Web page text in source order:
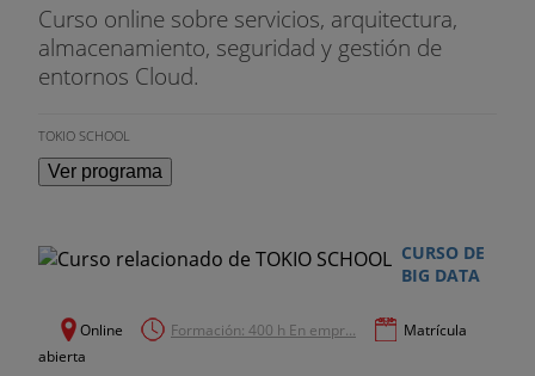
Curso online sobre servicios, arquitectura,
almacenamiento, seguridad y gestión de
entornos Cloud.
TOKIO SCHOOL
Ver programa
CURSO DE
BIG DATA
Online Formación: 400 h En empr...
Matrícula
abierta